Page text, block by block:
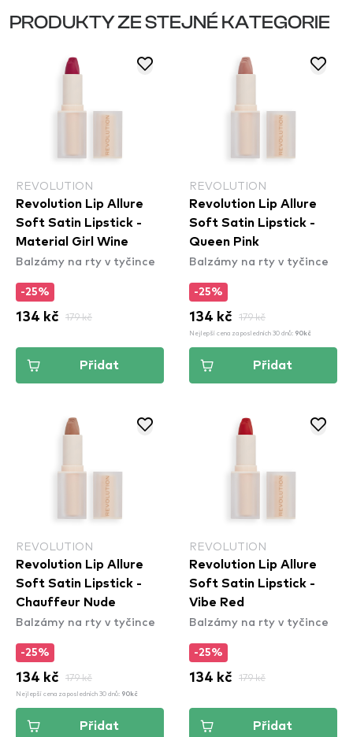
PRODUKTY ZE STEJNÉ KATEGORIE
REVOLUTION
Revolution Lip Allure
Soft Satin Lipstick -
Material Girl Wine
Balzámy na rty v tyčince
-25%
134 kč 179 kč
Přidat
REVOLUTION
Revolution Lip Allure
Soft Satin Lipstick -
Queen Pink
Balzámy na rty v tyčince
-25%
134 kč 179 kč
Nejlepší cena za posledních 30 dnů: 90kč
Přidat
REVOLUTION
Revolution Lip Allure
Soft Satin Lipstick -
Chauffeur Nude
Balzámy na rty v tyčince
-25%
134 kč 179 kč
Nejlepší cena za posledních 30 dnů: 90kč
Přidat
REVOLUTION
Revolution Lip Allure
Soft Satin Lipstick -
Vibe Red
Balzámy na rty v tyčince
-25%
134 kč 179 kč
Přidat